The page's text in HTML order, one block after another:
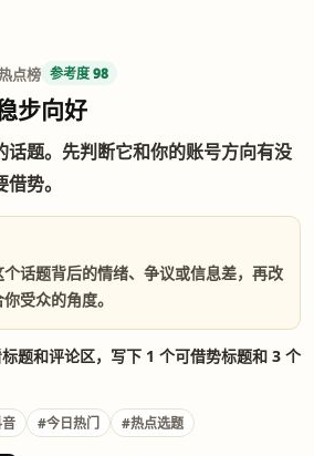
点榜 参考度 98
步向好
话题。先判断它和你的账号方向有没
势。
话题背后的情绪、争议或信息差，再改
受众的角度。
题和评论区，写下 1 个可借势标题和 3 个
#今日热门 #热点选题